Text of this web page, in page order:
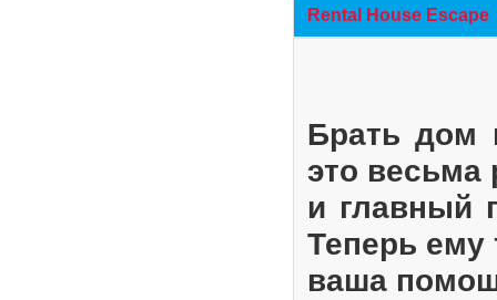
Rental House Escape
Брать дом
это весьма
и главный
Теперь ему
ваша